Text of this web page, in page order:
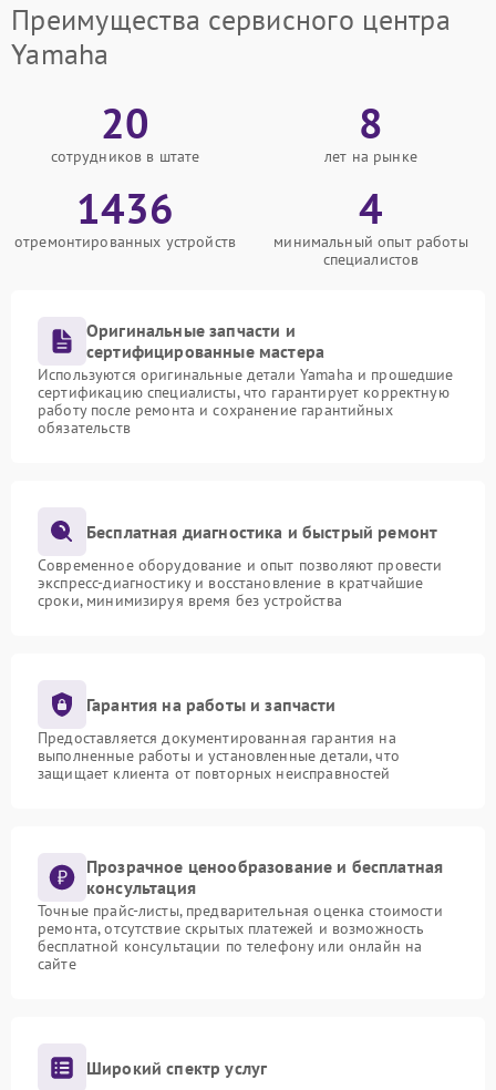
Преимущества сервисного центра
Yamaha
20
сотрудников в штате
8
лет на рынке
1436
отремонтированных устройств
4
минимальный опыт работы
специалистов
Оригинальные запчасти и
сертифицированные мастера
Используются оригинальные детали Yamaha и прошедшие
сертификацию специалисты, что гарантирует корректную
работу после ремонта и сохранение гарантийных
обязательств
Бесплатная диагностика и быстрый ремонт
Современное оборудование и опыт позволяют провести
экспресс-диагностику и восстановление в кратчайшие
сроки, минимизируя время без устройства
Гарантия на работы и запчасти
Предоставляется документированная гарантия на
выполненные работы и установленные детали, что
защищает клиента от повторных неисправностей
Прозрачное ценообразование и бесплатная
консультация
Точные прайс-листы, предварительная оценка стоимости
ремонта, отсутствие скрытых платежей и возможность
бесплатной консультации по телефону или онлайн на
сайте
Широкий спектр услуг